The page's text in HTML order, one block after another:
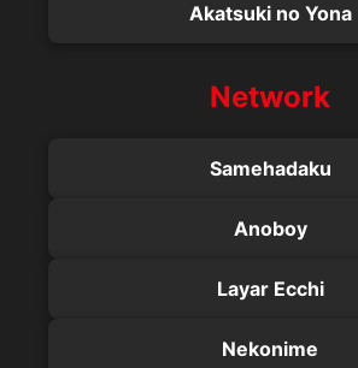
Akatsuki no Yona
Network
Samehadaku
Anoboy
Layar Ecchi
Nekonime